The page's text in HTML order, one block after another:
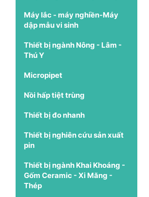
Máy lắc - máy nghiền-Máy
dập mẫu vi sinh
Thiết bị ngành Nông - Lâm -
Thú Y
Micropipet
Nồi hấp tiệt trùng
Thiết bị đo nhanh
Thiết bị nghiên cứu sản xuất
pin
Thiết bị ngành Khai Khoáng -
Gốm Ceramic - Xi Măng -
Thép